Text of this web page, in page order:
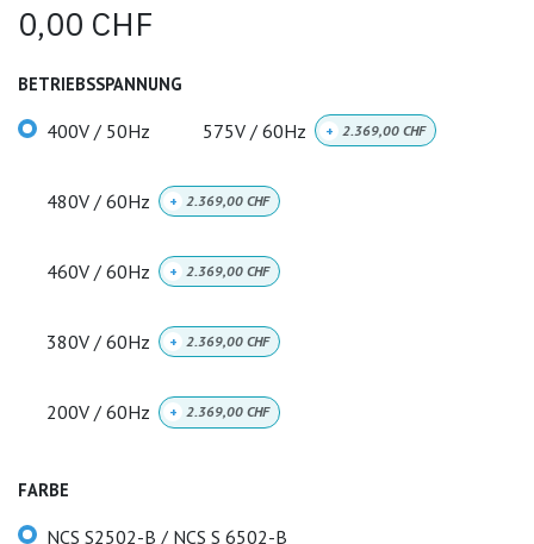
0,00 CHF
BETRIEBSSPANNUNG
400V / 50Hz 575V / 60Hz + 2.369,00 CHF
480V / 60Hz + 2.369,00 CHF
460V / 60Hz + 2.369,00 CHF
380V / 60Hz + 2.369,00 CHF
200V / 60Hz + 2.369,00 CHF
FARBE
NCS S2502-B / NCS S 6502-B